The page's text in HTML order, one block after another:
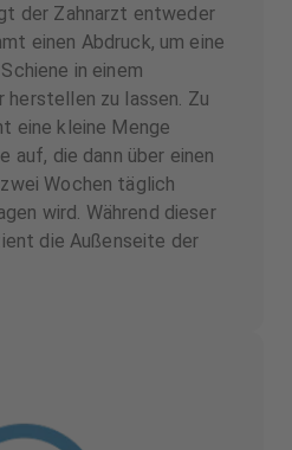
der Zahnarzt entweder
einen Abdruck, um eine
in einem
herstellen zu lassen. Zu
eine kleine Menge
auf, die dann über einen
Wochen täglich
wird. Während dieser
die Außenseite der